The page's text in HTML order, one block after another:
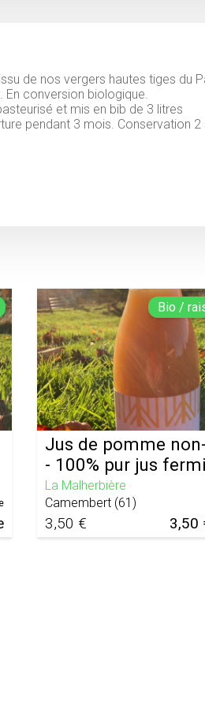
de nos vergers hautes tiges du
conversion biologique.
et mis en bib de 3 litres
pendant 3 mois. Conservation 2
Bio /
Jus de pomme
- 100% pur jus
La Malherbière
Camembert (61 )
3,50 € 3,50